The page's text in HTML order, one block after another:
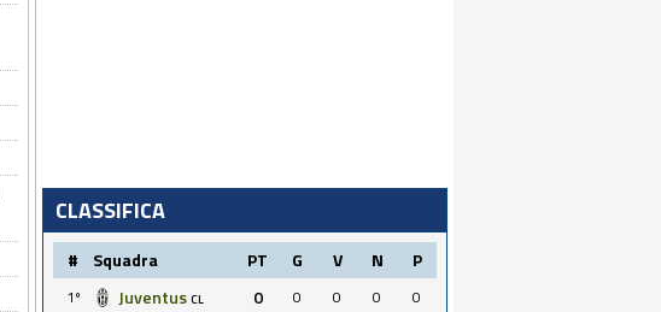
CLASSIFICA
# Squadra PT G V N P
1º Juventus CL 0 0 0 0
0